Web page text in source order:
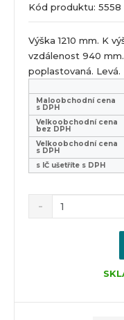
Kód produktu: 5558
Výška 1210 mm. K
vzdálenost 940
poplastovaná. Levá.
Maloobchodní cena
s DPH
Velkoobchodní cena
bez DPH
Velkoobchodní cena
s DPH
s IČ ušetříte s DPH